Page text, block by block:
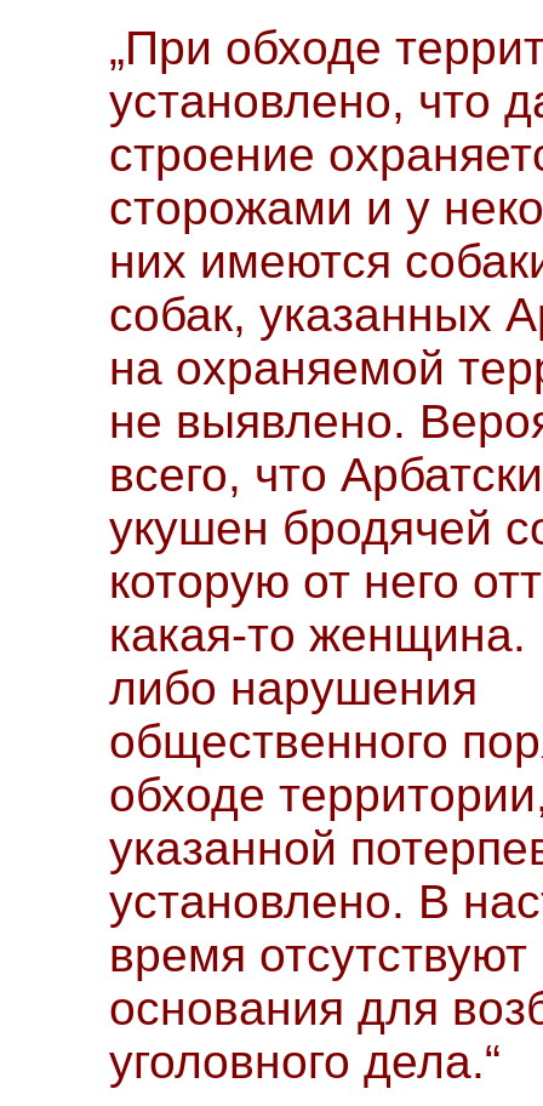
„При обходе
установлено, что
строение
сторожами и у
них имеются
собак, указанных
на охраняемой
не выявлено.
всего, что
укушен бродячей
которую от него
какая-то женщина.
либо нарушения
общественного
обходе
указанной
установлено. В
время
основания для
уголовного дела.“